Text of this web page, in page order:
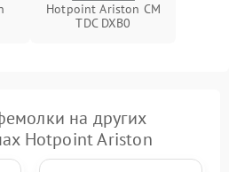
Hotpoint Ariston CM
TDC DXB0
на других
Hotpoint Ariston